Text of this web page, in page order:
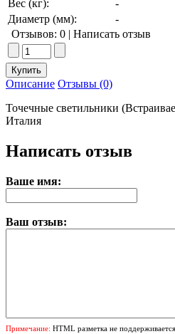
Вес (кг):
-
Диаметр (мм):
-
Отзывов: 0 | Написать отзыв
Описание Отзывы (0)
Точечные светильники
Италия
Написать отзыв
Ваше имя:
Ваш отзыв:
Примечание: HTML разметка не